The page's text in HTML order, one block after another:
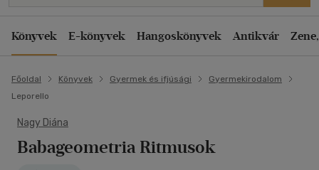
Könyvek E-könyvek Hangoskönyvek Antikvár
Főoldal Könyvek Gyermek és ifjúsági
Gyermekirodalom
Leporello
Nagy Diána
Babageometria Ritmusok